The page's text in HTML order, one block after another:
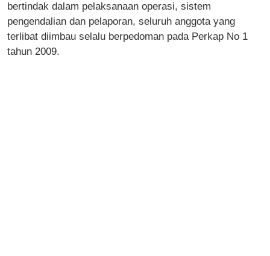
bertindak dalam pelaksanaan operasi, sistem
pengendalian dan pelaporan, seluruh anggota yang
terlibat diimbau selalu berpedoman pada Perkap No 1
tahun 2009.